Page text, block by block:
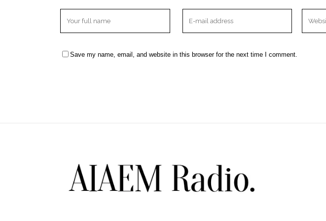
Save my name, email, and website in this browser for the next time I comment.